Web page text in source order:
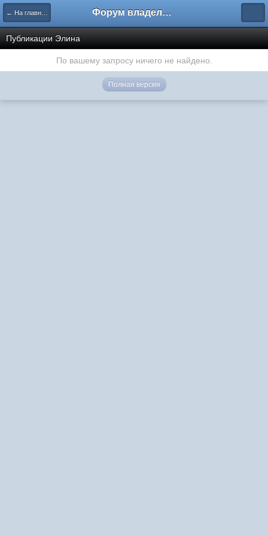
← На главную Форум владельцев интернет-магазинов
Публикации Элина
По вашему запросу ничего не найдено.
Полная версия